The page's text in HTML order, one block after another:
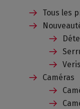
Tous les
Caméras